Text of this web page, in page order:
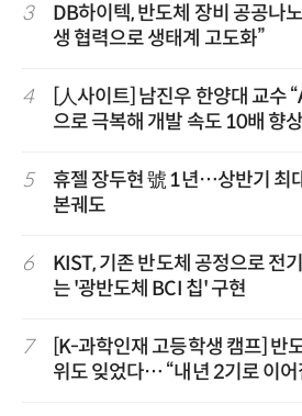
3
DB하이텍, 반도체 장비 공공나
생 협력으로 생태계 고도화”
4
[人사이트] 남진우 한양대 교수
으로 극복해 개발 속도 10배 향
5
휴젤 장두현 號 1년…상반기 최
본궤도
6
KIST, 기존 반도체 공정으로 전
는 '광반도체 BCI 칩' 구현
7
[K-과학인재 고등학생 캠프] 반
위도 잊었다… “내년 2기로 이어